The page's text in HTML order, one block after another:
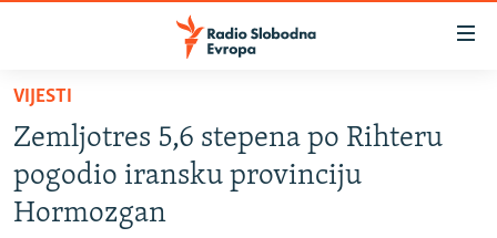
Pređite
glavni
sadržaj
Pređite
na
VIJESTI
BOSNA I HERCEGOVINA
SRBIJA
VIJESTI
Zemljotres 5,6 stepena po Rihteru
pogodio iransku provinciju
Hormozgan